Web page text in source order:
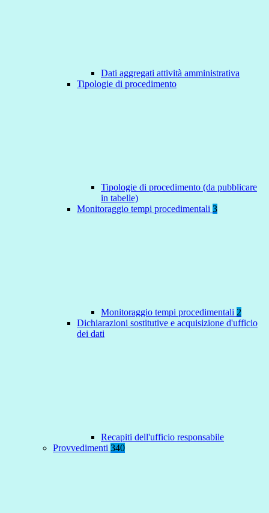
Dati aggregati attività amministrativa
Tipologie di procedimento
Tipologie di procedimento (da pubblicare
in tabelle)
Monitoraggio tempi procedimentali 3
Monitoraggio tempi procedimentali 2
Dichiarazioni sostitutive e acquisizione d'ufficio
dei dati
Recapiti dell'ufficio responsabile
Provvedimenti 340